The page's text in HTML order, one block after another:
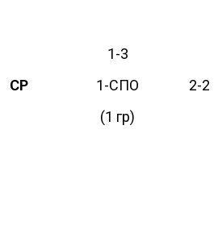
СР
1-3
1-СПО
(1 гр)
2-2